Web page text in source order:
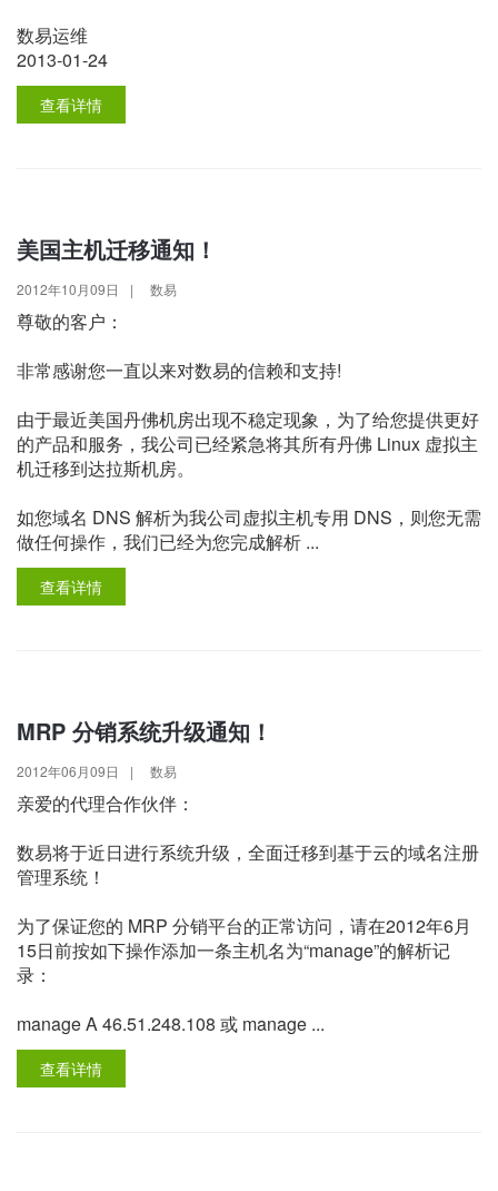
数易运维
2013-01-24
查看详情
美国主机迁移通知！
2012年10月09日 | 数易
尊敬的客户：
非常感谢您一直以来对数易的信赖和支持!
由于最近美国丹佛机房出现不稳定现象，为了给您提供更好
的产品和服务，我公司已经紧急将其所有丹佛 Linux 虚拟主
机迁移到达拉斯机房。
如您域名 DNS 解析为我公司虚拟主机专用 DNS，则您无需
做任何操作，我们已经为您完成解析 ...
查看详情
MRP 分销系统升级通知！
2012年06月09日 | 数易
亲爱的代理合作伙伴：
数易将于近日进行系统升级，全面迁移到基于云的域名注册
管理系统！
为了保证您的 MRP 分销平台的正常访问，请在2012年6月
15日前按如下操作添加一条主机名为“manage”的解析记
录：
manage A 46.51.248.108 或 manage ...
查看详情